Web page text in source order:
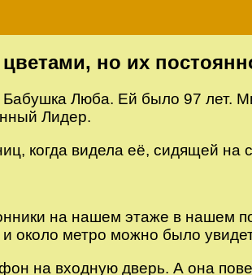
но их
Люба. Ей было 97 лет.
Лидер.
когда видела её, сидящей
на нашем этаже в нашем
около метро можно было
на входную дверь. А она